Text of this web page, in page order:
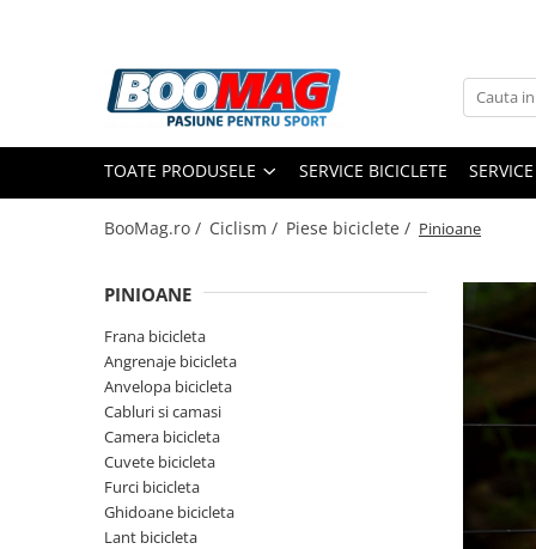
Toate Produsele
Biciclete
Biciclete copii
Biciclete barbati
Biciclete mountain bike (MTB)
Biciclete electrice
Biciclete de oras
Biciclete pliabile
Biciclete de trekking
TOATE PRODUSELE SERVICE BICICLETE
BooMag.ro / Ciclism / Piese biciclete / Pinioane
PINIOANE
Frana bicicleta
Angrenaje bicicleta
Anvelopa bicicleta
Cabluri si camasi
Camera bicicleta
Cuvete bicicleta
Furci bicicleta
Ghidoane bicicleta
Lant bicicleta